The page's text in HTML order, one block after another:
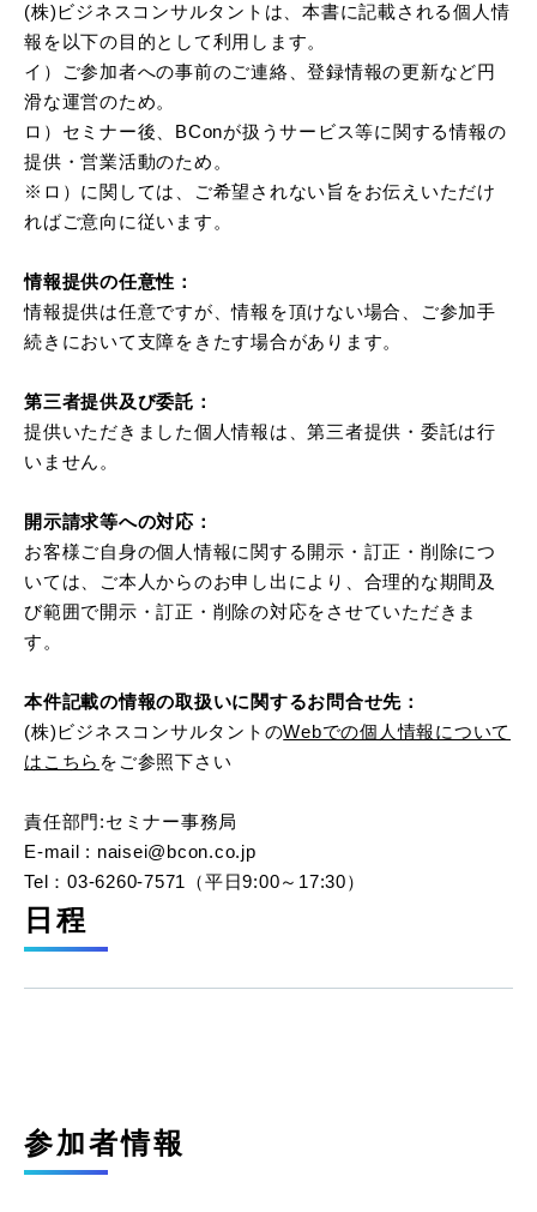
(株)ビジネスコンサルタントは、本書に記載される個人情
報を以下の目的として利用します。
イ）ご参加者への事前のご連絡、登録情報の更新など円
滑な運営のため。
ロ）セミナー後、BConが扱うサービス等に関する情報の
提供・営業活動のため。
※ロ）に関しては、ご希望されない旨をお伝えいただけ
ればご意向に従います。
情報提供の任意性：
情報提供は任意ですが、情報を頂けない場合、ご参加手
続きにおいて支障をきたす場合があります。
第三者提供及び委託：
提供いただきました個人情報は、第三者提供・委託は行
いません。
開示請求等への対応：
お客様ご自身の個人情報に関する開示・訂正・削除につ
いては、ご本人からのお申し出により、合理的な期間及
び範囲で開示・訂正・削除の対応をさせていただきま
す。
本件記載の情報の取扱いに関するお問合せ先：
(株)ビジネスコンサルタントのWebでの個人情報について
はこちら をご参照下さい
責任部門:セミナー事務局
E-mail : naisei@bcon.co.jp
Tel：03-6260-7571（平日9:00～17:30）
日程
参加者情報